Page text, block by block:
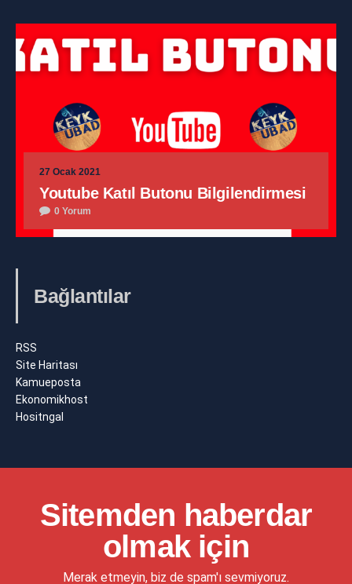
27 Ocak 2021
Youtube Katıl Butonu Bilgilendirmesi
0 Yorum
Bağlantılar
RSS
Site Haritası
Kamueposta
Ekonomikhost
Hositngal
Sitemden haberdar
olmak için
Merak etmeyin, biz de spam'ı sevmiyoruz.